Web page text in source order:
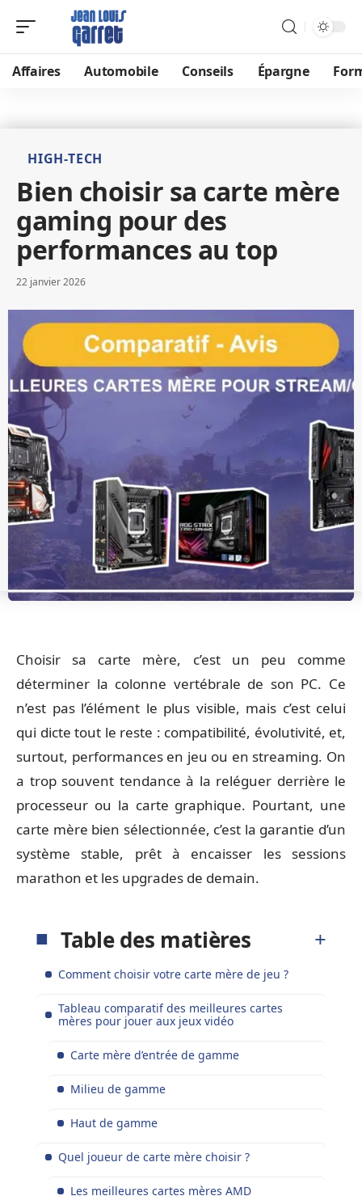
Affaires Automobile Conseils Épargne
HIGH-TECH
Bien choisir sa carte mère
gaming pour des
performances au top
22 janvier 2026
Choisir sa carte mère, c’est un peu comme
déterminer la colonne vertébrale de son PC. Ce
n’est pas l’élément le plus visible, mais c’est celui
qui dicte tout le reste : compatibilité, évolutivité, et,
surtout, performances en jeu ou en streaming. On
a trop souvent tendance à la reléguer derrière le
processeur ou la carte graphique. Pourtant, une
carte mère bien sélectionnée, c’est la garantie d’un
système stable, prêt à encaisser les sessions
marathon et les upgrades de demain.
Table des matières
Comment choisir votre carte mère de jeu ?
Tableau comparatif des meilleures cartes
mères pour jouer aux jeux vidéo
Carte mère d’entrée de gamme
Milieu de gamme
Haut de gamme
Quel joueur de carte mère choisir ?
Les meilleures cartes mères AMD